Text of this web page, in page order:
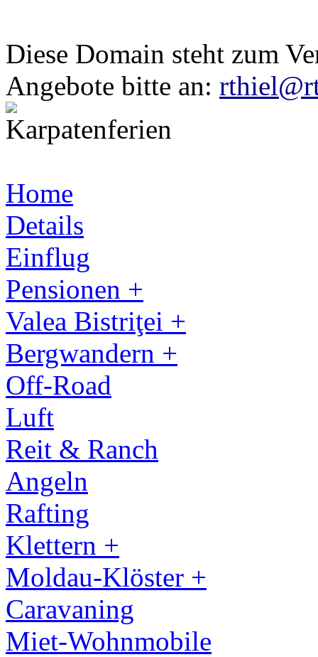
Diese Domain steht zum
Angebote bitte an:
Home
Details
Einflug
Pensionen +
Valea Bistriţei +
Bergwandern +
Off-Road
Luft
Reit & Ranch
Angeln
Rafting
Klettern +
Moldau-Klöster +
Caravaning
Miet-Wohnmobile